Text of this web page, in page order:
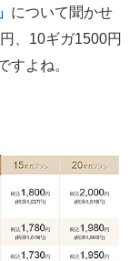
について聞かせ
、10ギガ1500円
すよね。